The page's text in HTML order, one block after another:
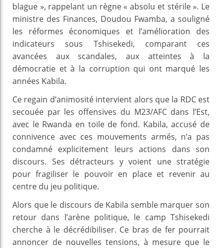
blague », rappelant un règne « absolu et stérile ». Le
ministre des Finances, Doudou Fwamba, a souligné
les réformes économiques et l’amélioration des
indicateurs sous Tshisekedi, comparant ces
avancées aux scandales, aux atteintes à la
démocratie et à la corruption qui ont marqué les
années Kabila.
Ce regain d’animosité intervient alors que la RDC est
secouée par les offensives du M23/AFC dans l’Est,
avec le Rwanda en toile de fond. Kabila, accusé de
connivence avec ces mouvements armés, n’a pas
condamné explicitement leurs actions dans son
discours. Ses détracteurs y voient une stratégie
pour fragiliser le pouvoir en place et revenir au
centre du jeu politique.
Alors que le discours de Kabila semble marquer son
retour dans l’arène politique, le camp Tshisekedi
cherche à le décrédibiliser. Ce bras de fer pourrait
annoncer de nouvelles tensions, à mesure que le